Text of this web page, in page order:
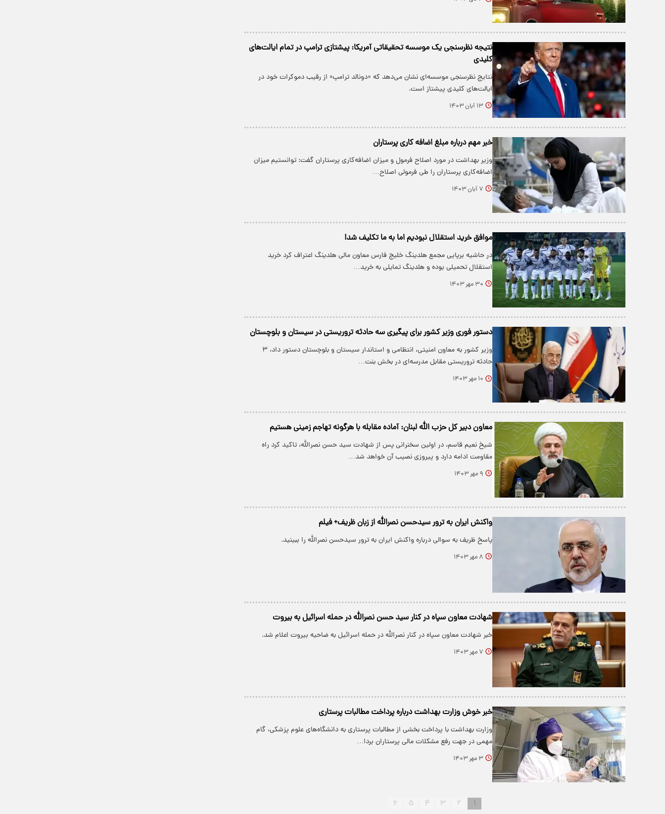
نتیجه نظرسنجی یک موسسه تحقیقاتی آمریکا: پیشتازی ترامپ در تمام ایالت‌های
کلیدی
نتایج نظرسنجی موسسه‌ای نشان می‌دهد که «دونالد ترامپ» از رقیب دموکرات خود در
ایالت‌های کلیدی پیشتاز است.
۱۳ آبان ۱۴۰۳
خبر مهم درباره مبلغ اضافه کاری پرستاران
وزیر بهداشت در مورد اصلاح فرمول و میزان اضافه‌کاری پرستاران گفت: توانستیم میزان
اضافه‌کاری پرستاران را طی فرمولی اصلاح…
۷ آبان ۱۴۰۳
موافق خرید استقلال نبودیم اما به ما تکلیف شد!
در حاشیه برپایی مجمع هلدینگ خلیج فارس معاون مالی هلدینگ اعتراف کرد خرید
استقلال تحمیلی بوده و هلدینگ تمایلی به خرید…
۳۰ مهر ۱۴۰۳
دستور فوری وزیر کشور برای پیگیری سه حادثه تروریستی در سیستان و بلوچستان
وزیر کشور به معاون امنیتی، انتظامی و استاندار سیستان و بلوچستان دستور داد، ٣
حادثه تروریستی مقابل مدرسه‌ای در بخش بنت…
۱۰ مهر ۱۴۰۳
معاون دبیر کل حزب الله لبنان: آماده مقابله با هرگونه تهاجم زمینی هستیم
شیخ نعیم قاسم، در اولین سخنرانی پس از شهادت سید حسن نصرالله، تاکید کرد راه
مقاومت ادامه دارد و پیروزی نصیب آن خواهد شد…
۹ مهر ۱۴۰۳
واکنش ایران به ترور سیدحسن نصرالله از زبان ظریف+ فیلم
پاسخ ظریف به سوالی درباره واکنش ایران به ترور سیدحسن نصرالله را ببینید.
۸ مهر ۱۴۰۳
شهادت معاون سپاه در کنار سید حسن نصرالله در حمله اسرائیل به بیروت
خبر شهادت معاون سپاه در کنار نصرالله در حمله اسرائیل به ضاحیه بیروت اعلام شد.
۷ مهر ۱۴۰۳
خبر خوش وزارت بهداشت درباره پرداخت مطالبات پرستاری
وزارت بهداشت با پرداخت بخشی از مطالبات پرستاری به دانشگاه‌های علوم پزشکی، گام
مهمی در جهت رفع مشکلات مالی پرستاران بردا…
۳ مهر ۱۴۰۳
۱ ۲ ۳ ۴ ۵ ۶